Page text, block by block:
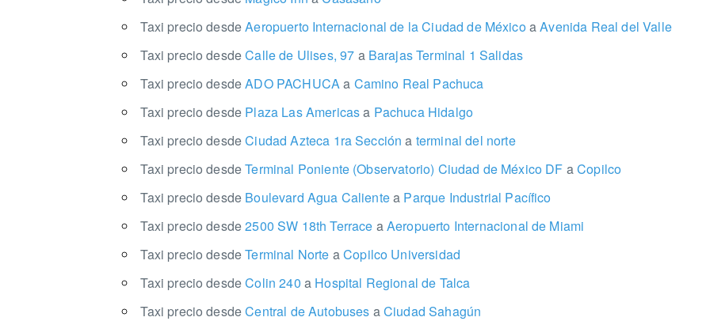
Taxi precio desdeAeropuerto Internacional de la Ciudad de MéxicoaAvenida Real del Valle
Taxi precio desdeCalle de Ulises, 97 aBarajas Terminal 1 Salidas
Taxi precio desdeADO PACHUCAa Camino Real Pachuca
Taxi precio desde Plaza Las Americasa Pachuca Hidalgo
Taxi precio desdeCiudad Azteca 1ra Seccióna terminal del norte
Taxi precio desdeTerminal Poniente (Observatorio) Ciudad de México DF aCopilco
Taxi precio desde Boulevard Agua Calientea Parque Industrial Pacífico
Taxi precio desde2500 SW 18th Terrace aAeropuerto Internacional de Miami
Taxi precio desdeTerminal Norte aCopilco Universidad
Taxi precio desdeColin 240 a Hospital Regional de Talca
Taxi precio desdeCentral de Autobuses aCiudad Sahagún